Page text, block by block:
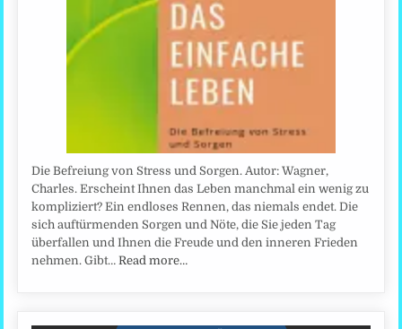
Die Befreiung von Stress und Sorgen. Autor: Wagner,
Charles. Erscheint Ihnen das Leben manchmal ein wenig zu
kompliziert? Ein endloses Rennen, das niemals endet. Die
sich auftürmenden Sorgen und Nöte, die Sie jeden Tag
überfallen und Ihnen die Freude und den inneren Frieden
nehmen. Gibt…Read more…